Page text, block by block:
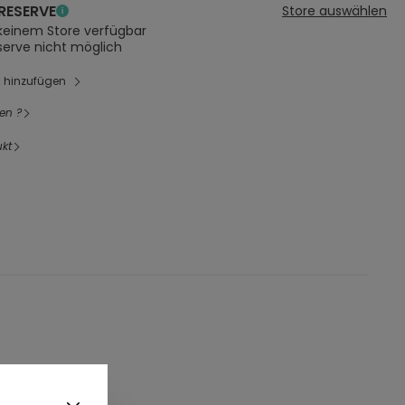
Store verfügbar
nicht möglich
Store auswählen
hinzufügen
?